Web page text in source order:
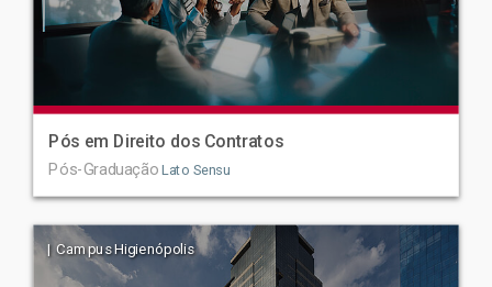
Pós em Direito dos Contratos
Pós-Graduação Lato Sensu
| Campus Higienópolis